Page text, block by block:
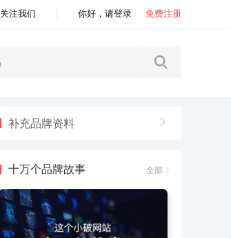
关注我们 你好，请登录 免费注册
补充品牌资料
十万个品牌故事 全部